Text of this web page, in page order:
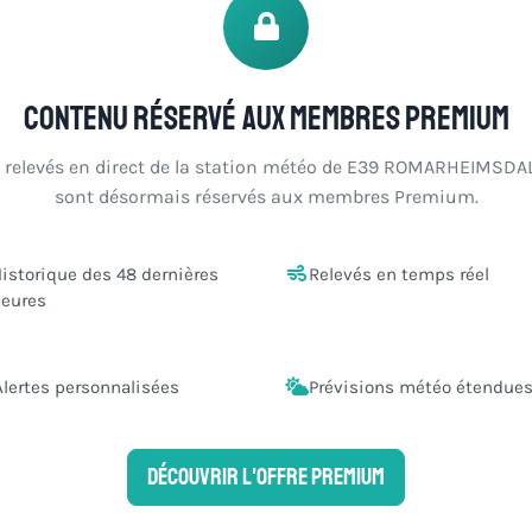
Contenu réservé aux membres Premium
relevés en direct de la station météo de E39
sont désormais réservés aux membres Premium.
des 48 dernières
Relevés en temps réel
personnalisées Prévisions météo étendues
Découvrir l'offre Premium